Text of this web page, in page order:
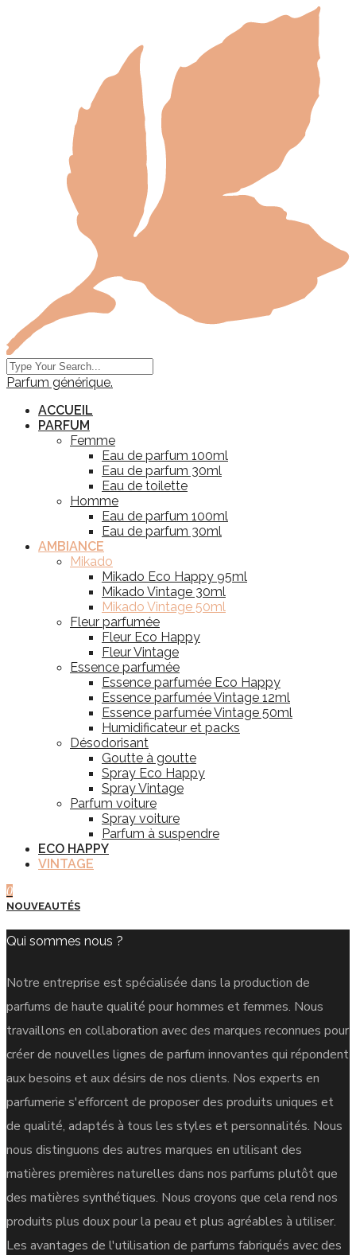
Parfum générique.
ACCUEIL
PARFUM
Femme
Eau de parfum 100ml
Eau de parfum 30ml
Eau de toilette
Homme
Eau de parfum 100ml
Eau de parfum 30ml
AMBIANCE
Mikado
Mikado Eco Happy 95ml
Mikado Vintage 30ml
Mikado Vintage 50ml
Fleur parfumée
Fleur Eco Happy
Fleur Vintage
Essence parfumée
Essence parfumée Eco Happy
Essence parfumée Vintage 12ml
Essence parfumée Vintage 50ml
Humidificateur et packs
Désodorisant
Goutte à goutte
Spray Eco Happy
Spray Vintage
Parfum voiture
Spray voiture
Parfum à suspendre
ECO HAPPY
VINTAGE
0
NOUVEAUTÉS
Qui sommes nous ?
Notre entreprise est spécialisée dans la production de
parfums de haute qualité pour hommes et femmes. Nous
travaillons en collaboration avec des marques reconnues pour
créer de nouvelles lignes de parfum innovantes qui répondent
aux besoins et aux désirs de nos clients. Nos experts en
parfumerie s'efforcent de proposer des produits uniques et
de qualité, adaptés à tous les styles et personnalités. Nous
nous distinguons des autres marques en utilisant des
matières premières naturelles dans nos parfums plutôt que
des matières synthétiques. Nous croyons que cela rend nos
produits plus doux pour la peau et plus agréables à utiliser.
Les avantages de l'utilisation de parfums fabriqués avec des